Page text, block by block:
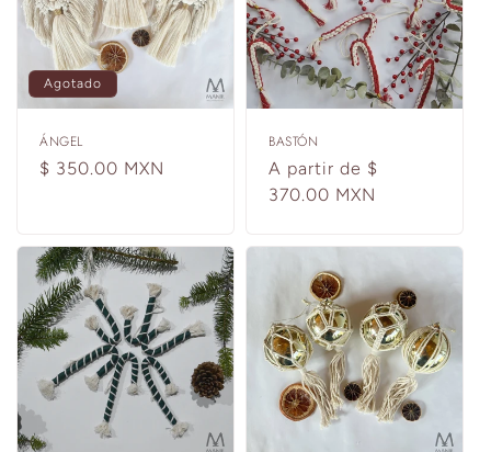
Agotado
ÁNGEL
Precio
$ 350.00 MXN
BASTÓN
Precio
habitual
A partir de $
370.00 MXN